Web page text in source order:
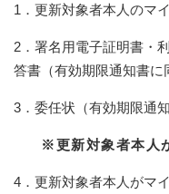
1．更新対象者本人のマ
2．署名用電子証明書・
答書（有効期限通知書に
3．委任状（有効期限通
※更新対象者本人
4．更新対象者本人がマ